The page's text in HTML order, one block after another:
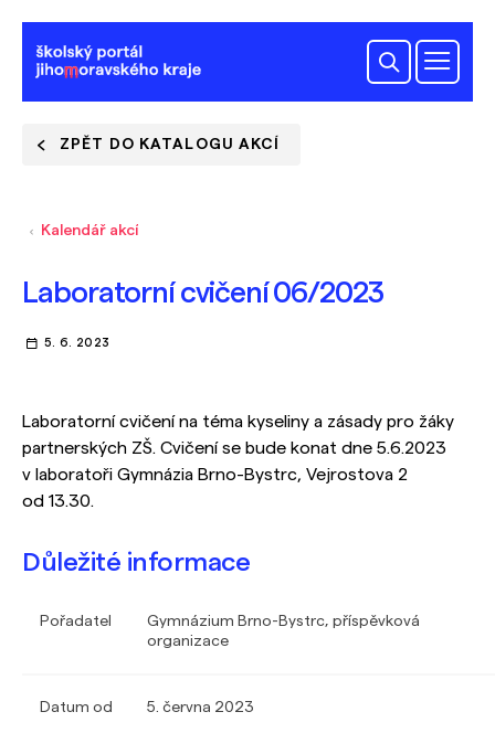
ZPĚT DO KATALOGU AKCÍ
Kalendář akcí
Laboratorní cvičení 06/2023
5. 6. 2023
Laboratorní cvičení na téma kyseliny a zásady pro žáky
partnerských ZŠ. Cvičení se bude konat dne 5.6.2023
v laboratoři Gymnázia Brno-Bystrc, Vejrostova 2
od 13.30.
Důležité informace
Pořadatel
Gymnázium Brno-Bystrc, příspěvková
organizace
Datum od 5. června 2023